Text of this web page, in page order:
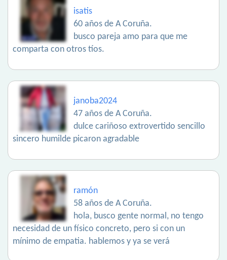
isatis
60 años de A Coruña.
busco pareja amo para que me
comparta con otros tíos.
janoba2024
47 años de A Coruña.
dulce cariñoso extrovertido sencillo
sincero humilde picaron agradable
ramón
58 años de A Coruña.
hola, busco gente normal, no tengo
necesidad de un físico concreto, pero si con un
mínimo de empatia. hablemos y ya se verá